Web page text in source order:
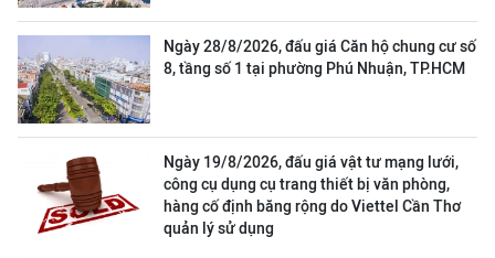
Ngày 28/8/2026, đấu giá Căn hộ chung cư số
8, tầng số 1 tại phường Phú Nhuận, TP.HCM
Ngày 19/8/2026, đấu giá vật tư mạng lưới,
công cụ dụng cụ trang thiết bị văn phòng,
hàng cố định băng rộng do Viettel Cần Thơ
quản lý sử dụng